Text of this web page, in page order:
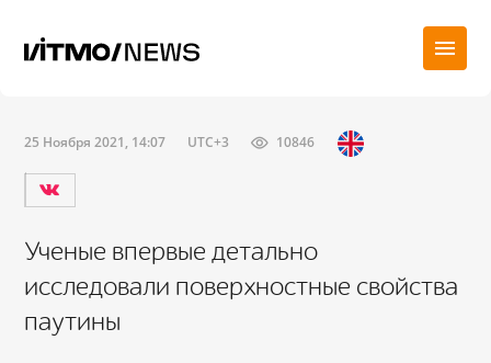
25 Ноября 2021, 14:07 UTC+3 10846
Ученые впервые детально
исследовали поверхностные свойства
паутины